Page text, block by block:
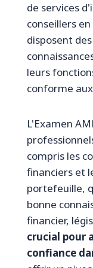
de services
conseillers
disposent
leurs
conforme
L'Examen
compris les
financiers et
portefeuille,
bonne
financier,
crucial pour
confiance